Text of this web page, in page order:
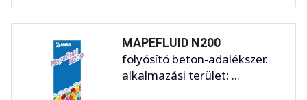
MAPEFLUID N200
folyósító beton-adalékszer.
alkalmazási terület: ...